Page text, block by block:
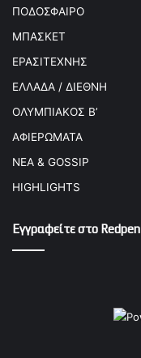
ΠΟΔΟΣΦΑΙΡΟ
ΜΠΑΣΚΕΤ
ΕΡΑΣΙΤΕΧΝΗΣ
ΕΛΛΑΔΑ / ΔΙΕΘΝΗ
ΟΛΥΜΠΙΑΚΟΣ Β’
ΑΦΙΕΡΩΜΑΤΑ
ΝΕΑ & GOSSIP
HIGHLIGHTS
Εγγραφείτε στο Redpen